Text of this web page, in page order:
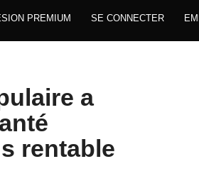
PREMIUM SE CONNECTER
a
rentable